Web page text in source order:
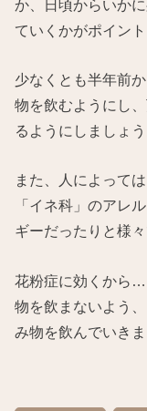
か、日頃からいか
ていくかがポイント
少なくとも半年前
物を飲むようにし
るようにしましょう
また、人によって
「イネ科」のアレ
ギーだったりと様々
花粉症に効くから
物を飲まないよう
み物を飲んでいきま